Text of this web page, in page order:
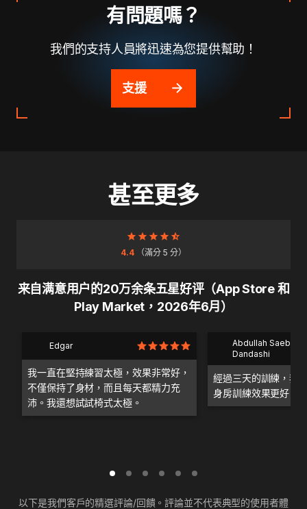
有問題嗎？
我們的支持人員將迅速為您提供幫助！
支援
甚至更多
4.4 （滿分 5 分）
来自满意用户的20万余条五星好评（App Store 和
Play Market，2026年6月）
Edgar
我一直在堅持練習太極，效果非常好，
不僅保持了身材，而且每天都精力充
沛。我還想試試椅式太極。
Abdullah Saeb Al
Dandashi
經過三天的訓練，我
身房訓練效果更好。
以下是我們客戶的精選評論/回饋。評論並不代表典型的使用者體